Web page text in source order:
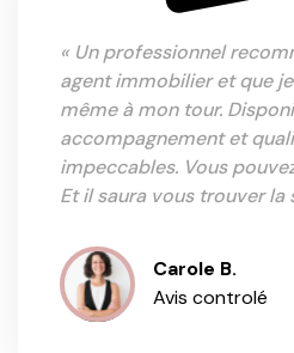
« Un professionnel
agent immobilier et que
même à mon tour.
accompagnement et
impeccables. Vous
Et il saura vous trouver la
Carole B.
Avis controlé